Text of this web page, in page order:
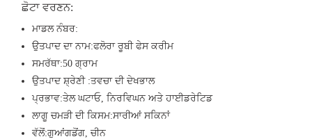
ਛੋਟਾ ਵਰਣਨ:
ਮਾਡਲ ਨੰਬਰ:
ਉਤਪਾਦ ਦਾ ਨਾਮ:ਫਲੋਰਾ ਰੂਬੀ ਫੇਸ ਕਰੀਮ
ਸਮਰੱਥਾ:50 ਗ੍ਰਾਮ
ਉਤਪਾਦ ਸ਼੍ਰੇਣੀ :ਤਵਚਾ ਦੀ ਦੇਖਭਾਲ
ਪ੍ਰਭਾਵ:ਤੇਲ ਘਟਾਓ, ਨਿਰਵਿਘਨ ਅਤੇ ਹਾਈਡਰੇਟਿਡ
ਲਾਗੂ ਚਮੜੀ ਦੀ ਕਿਸਮ:ਸਾਰੀਆਂ ਸਕਿਨਾਂ
ਵੱਲੋਂ:ਗੁਆਂਗਡੋਂਗ, ਚੀਨ